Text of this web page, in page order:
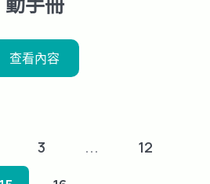
查看內容
3 ...
12